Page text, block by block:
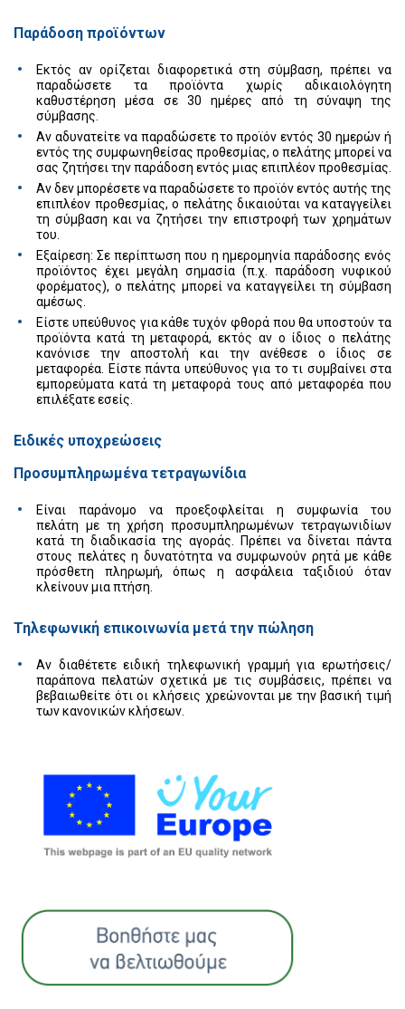
Παράδοση προϊόντων
Εκτός αν ορίζεται διαφορετικά στη σύμβαση, πρέπει να
παραδώσετε τα προϊόντα χωρίς αδικαιολόγητη
καθυστέρηση μέσα σε 30 ημέρες από τη σύναψη της
σύμβασης.
Αν αδυνατείτε να παραδώσετε το προϊόν εντός 30 ημερών ή
εντός της συμφωνηθείσας προθεσμίας, ο πελάτης μπορεί να
σας ζητήσει την παράδοση εντός μιας επιπλέον προθεσμίας.
Αν δεν μπορέσετε να παραδώσετε το προϊόν εντός αυτής της
επιπλέον προθεσμίας, ο πελάτης δικαιούται να καταγγείλει
τη σύμβαση και να ζητήσει την επιστροφή των χρημάτων
του.
Εξαίρεση: Σε περίπτωση που η ημερομηνία παράδοσης ενός
προϊόντος έχει μεγάλη σημασία (π.χ. παράδοση νυφικού
φορέματος), ο πελάτης μπορεί να καταγγείλει τη σύμβαση
αμέσως.
Είστε υπεύθυνος για κάθε τυχόν φθορά που θα υποστούν τα
προϊόντα κατά τη μεταφορά, εκτός αν ο ίδιος ο πελάτης
κανόνισε την αποστολή και την ανέθεσε ο ίδιος σε
μεταφορέα. Είστε πάντα υπεύθυνος για το τι συμβαίνει στα
εμπορεύματα κατά τη μεταφορά τους από μεταφορέα που
επιλέξατε εσείς.
Ειδικές υποχρεώσεις
Προσυμπληρωμένα τετραγωνίδια
Είναι παράνομο να προεξοφλείται η συμφωνία του
πελάτη με τη χρήση προσυμπληρωμένων τετραγωνιδίων
κατά τη διαδικασία της αγοράς. Πρέπει να δίνεται πάντα
στους πελάτες η δυνατότητα να συμφωνούν ρητά με κάθε
πρόσθετη πληρωμή, όπως η ασφάλεια ταξιδιού όταν
κλείνουν μια πτήση.
Τηλεφωνική επικοινωνία μετά την πώληση
Αν διαθέτετε ειδική τηλεφωνική γραμμή για ερωτήσεις/
παράπονα πελατών σχετικά με τις συμβάσεις, πρέπει να
βεβαιωθείτε ότι οι κλήσεις χρεώνονται με την βασική τιμή
των κανονικών κλήσεων.